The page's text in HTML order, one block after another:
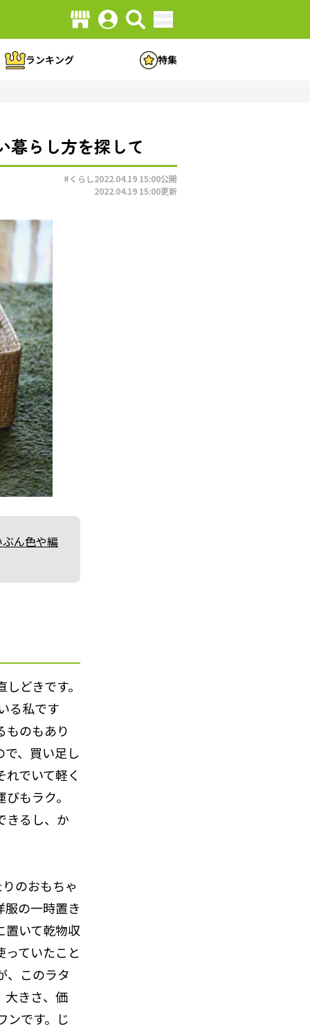
ランキング 特集
暮らし方を探して
#くらし2022.04.19 15:00公開
2022.04.19 15:00更新
ん色や編
どきです。
る私です
ものもあり
、買い足し
でいて軽く
もラク。
きるし、か
のおもちゃ
服の一時置き
置いて乾物収
ていたこと
、このラタ
大きさ、価
ンです。じ